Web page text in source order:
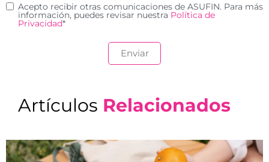
Acepto recibir otras comunicaciones de ASUFIN. Para más
información, puedes revisar nuestra Política de
Privacidad*
Artículos Relacionados